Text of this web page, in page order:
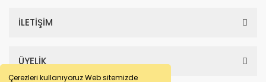
Çerezleri kullanıyoruz Web sitemizde
İLETİŞİM
ÜYELİK